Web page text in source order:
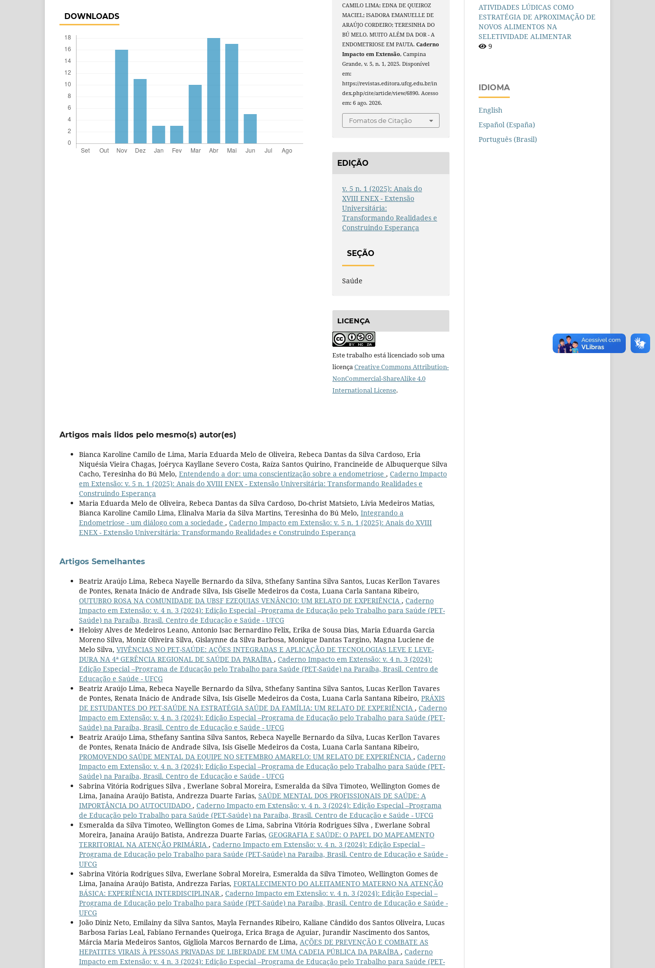
DOWNLOADS
CAMILO LIMA; EDNA DE QUEIROZ
MACIEL; ISADORA EMANUELLE DE
ARAÚJO CORDEIRO; TERESINHA DO
BÚ MELO. MUITO ALÉM DA DOR - A
ENDOMETRIOSE EM PAUTA.Caderno
Impacto em Extensão, Campina
Grande, v. 5, n. 1, 2025. Disponível
em:
https://revistas.editora.ufcg.edu.br/in
dex.php/cite/article/view/6890. Acesso
em: 6 ago. 2026.
Fomatos de Citação
EDIÇÃO
v. 5 n. 1 (2025): Anais do
XVIII ENEX - Extensão
Universitária:
Transformando Realidades e
Construindo Esperança
SEÇÃO
Saúde
LICENÇA
Este trabalho está licenciado sob uma
licençaCreative Commons Attribution-
NonCommercial-ShareAlike 4.0
International License.
Artigos mais lidos pelo mesmo(s) autor(es)
Bianca Karoline Camilo de Lima, Maria Eduarda Melo de Oliveira, Rebeca Dantas da Silva Cardoso, Eria
Niquésia Vieira Chagas, Joéryca Kayllane Severo Costa, Raíza Santos Quirino, Francineide de Albuquerque Silva
Cacho, Teresinha do Bú Melo, Entendendo a dor: uma conscientização sobre a endometriose , Caderno Impacto
em Extensão: v. 5 n. 1 (2025): Anais do XVIII ENEX - Extensão Universitária: Transformando Realidades e
Construindo Esperança
Maria Eduarda Melo de Oliveira, Rebeca Dantas da Silva Cardoso, Do-christ Matsieto, Lívia Medeiros Matias,
Bianca Karoline Camilo Lima, Elinalva Maria da Silva Martins, Teresinha do Bú Melo, Integrando a
Endometriose - um diálogo com a sociedade , Caderno Impacto em Extensão: v. 5 n. 1 (2025): Anais do XVIII
ENEX - Extensão Universitária: Transformando Realidades e Construindo Esperança
Artigos Semelhantes
Beatriz Araújo Lima, Rebeca Nayelle Bernardo da Silva, Sthefany Santina Silva Santos, Lucas Kerllon Tavares
de Pontes, Renata Inácio de Andrade Silva, Isis Giselle Medeiros da Costa, Luana Carla Santana Ribeiro,
OUTUBRO ROSA NA COMUNIDADE DA UBSF EZEQUIAS VENÂNCIO: UM RELATO DE EXPERIÊNCIA , Caderno
Impacto em Extensão: v. 4 n. 3 (2024): Edição Especial –Programa de Educação pelo Trabalho para Saúde (PET-
Saúde) na Paraíba, Brasil. Centro de Educação e Saúde - UFCG
Heloisy Alves de Medeiros Leano, Antonio Isac Bernardino Felix, Erika de Sousa Dias, Maria Eduarda Garcia
Moreno Silva, Moniz Oliveira Silva, Gislaynne da Silva Barbosa, Monique Dantas Targino, Magna Luciene de
Melo Silva, VIVÊNCIAS NO PET-SAÚDE: AÇÕES INTEGRADAS E APLICAÇÃO DE TECNOLOGIAS LEVE E LEVE-
DURA NA 4ª GERÊNCIA REGIONAL DE SAÚDE DA PARAÍBA , Caderno Impacto em Extensão: v. 4 n. 3 (2024):
Edição Especial –Programa de Educação pelo Trabalho para Saúde (PET-Saúde) na Paraíba, Brasil. Centro de
Educação e Saúde - UFCG
Beatriz Araújo Lima, Rebeca Nayelle Bernardo da Silva, Sthefany Santina Silva Santos, Lucas Kerllon Tavares
de Pontes, Renata Inácio de Andrade Silva, Isis Giselle Medeiros da Costa, Luana Carla Santana Ribeiro, PRÁXIS
DE ESTUDANTES DO PET-SAÚDE NA ESTRATÉGIA SAÚDE DA FAMÍLIA: UM RELATO DE EXPERIÊNCIA , Caderno
Impacto em Extensão: v. 4 n. 3 (2024): Edição Especial –Programa de Educação pelo Trabalho para Saúde (PET-
Saúde) na Paraíba, Brasil. Centro de Educação e Saúde - UFCG
Beatriz Araújo Lima, Sthefany Santina Silva Santos, Rebeca Nayelle Bernardo da Silva, Lucas Kerllon Tavares
de Pontes, Renata Inácio de Andrade Silva, Isis Giselle Medeiros da Costa, Luana Carla Santana Ribeiro,
PROMOVENDO SAÚDE MENTAL DA EQUIPE NO SETEMBRO AMARELO: UM RELATO DE EXPERIÊNCIA , Caderno
Impacto em Extensão: v. 4 n. 3 (2024): Edição Especial –Programa de Educação pelo Trabalho para Saúde (PET-
Saúde) na Paraíba, Brasil. Centro de Educação e Saúde - UFCG
Sabrina Vitória Rodrigues Silva , Ewerlane Sobral Moreira, Esmeralda da Silva Timoteo, Wellington Gomes de
Lima, Janaína Araújo Batista, Andrezza Duarte Farias, SAÚDE MENTAL DOS PROFISSIONAIS DE SAÚDE: A
IMPORTÂNCIA DO AUTOCUIDADO , Caderno Impacto em Extensão: v. 4 n. 3 (2024): Edição Especial –Programa
de Educação pelo Trabalho para Saúde (PET-Saúde) na Paraíba, Brasil. Centro de Educação e Saúde - UFCG
Esmeralda da Silva Timoteo, Wellington Gomes de Lima, Sabrina Vitória Rodrigues Silva , Ewerlane Sobral
Moreira, Janaína Araújo Batista, Andrezza Duarte Farias, GEOGRAFIA E SAÚDE: O PAPEL DO MAPEAMENTO
TERRITORIAL NA ATENÇÃO PRIMÁRIA , Caderno Impacto em Extensão: v. 4 n. 3 (2024): Edição Especial –
Programa de Educação pelo Trabalho para Saúde (PET-Saúde) na Paraíba, Brasil. Centro de Educação e Saúde -
UFCG
Sabrina Vitória Rodrigues Silva, Ewerlane Sobral Moreira, Esmeralda da Silva Timoteo, Wellington Gomes de
Lima, Janaína Araújo Batista, Andrezza Farias, FORTALECIMENTO DO ALEITAMENTO MATERNO NA ATENÇÃO
BÁSICA: EXPERIÊNCIA INTERDISCIPLINAR, Caderno Impacto em Extensão: v. 4 n. 3 (2024): Edição Especial –
Programa de Educação pelo Trabalho para Saúde (PET-Saúde) na Paraíba, Brasil. Centro de Educação e Saúde -
UFCG
João Diniz Neto, Emilainy da Silva Santos, Mayla Fernandes Ribeiro, Kaliane Cândido dos Santos Oliveira, Lucas
Barbosa Farias Leal, Fabiano Fernandes Queiroga, Erica Braga de Aguiar, Jurandir Nascimento dos Santos,
Márcia Maria Medeiros Santos, Gigliola Marcos Bernardo de Lima, AÇÕES DE PREVENÇÃO E COMBATE AS
HEPATITES VIRAIS À PESSOAS PRIVADAS DE LIBERDADE EM UMA CADEIA PÚBLICA DA PARAÍBA , Caderno
Impacto em Extensão: v. 4 n. 3 (2024): Edição Especial –Programa de Educação pelo Trabalho para Saúde (PET-
ATIVIDADES LÚDICAS COMO
ESTRATÉGIA DE APROXIMAÇÃO DE
NOVOS ALIMENTOS NA
SELETIVIDADE ALIMENTAR
9
IDIOMA
English
Español (España)
Português (Brasil)